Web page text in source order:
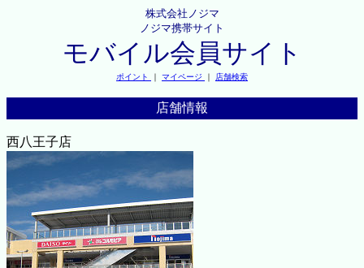
株式会社ノジマ
ノジマ携帯サイト
モバイル会員サイト
ポイント ｜ マイページ ｜ 店舗検索
店舗情報
西八王子店